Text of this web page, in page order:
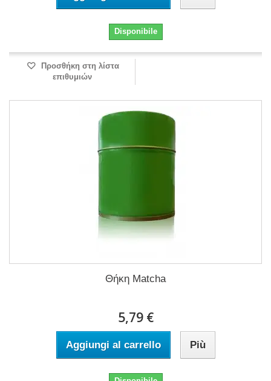
Disponibile
Προσθήκη στη λίστα
επιθυμιών
Θήκη Matcha
5,79 €
Aggiungi al carrello Più